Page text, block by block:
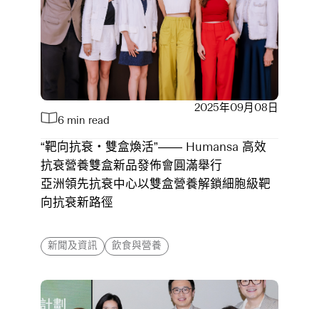
6 min read
2025年09月08日
“靶向抗衰・雙盒煥活”—— Humansa 高效
抗衰營養雙盒新品發佈會圓滿舉行
亞洲領先抗衰中心以雙盒營養解鎖細胞級靶
向抗衰新路徑
新聞及資訊 飲食與營養